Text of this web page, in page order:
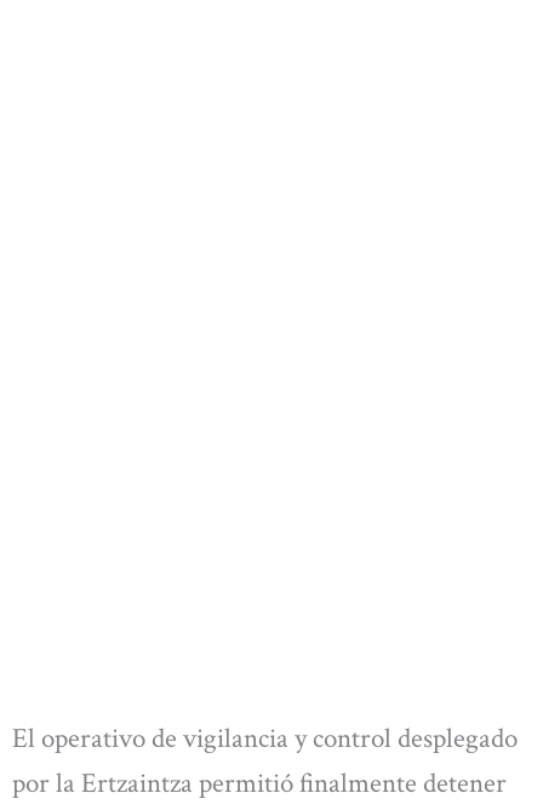
El operativo de vigilancia y control desplegado
por la Ertzaintza permitió finalmente detener